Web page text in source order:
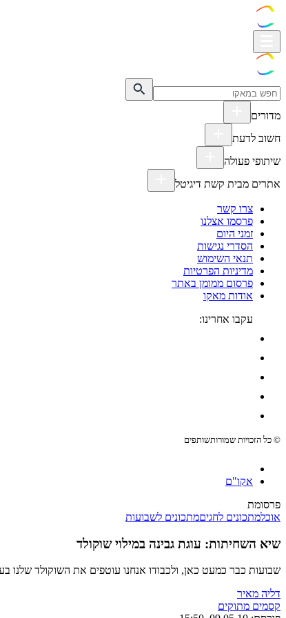
מדורים
חשוב לדעת
שיתופי פעולה
אתרים מבית קשת דיגיטל
צרו קשר
פרסמו אצלנו
זמני היום
הסדרי נגישות
תנאי השימוש
מדיניות הפרטיות
פרסום ממומן באתר
אודות מאקו
עקבו אחרינו:
© כל הזכויות שמורותשותפים
אקו"ם
פרסומת
אוכלמתכונים לחגיםמתכונים לשבועות
שיא השחיתות: עוגת גבינה במילוי שוקולד
שבועות כבר כמעט כאן, ולכבודו אנחנו עוטפים את השוקולד שלנו
דליה מאיר
קסמים מתוקים